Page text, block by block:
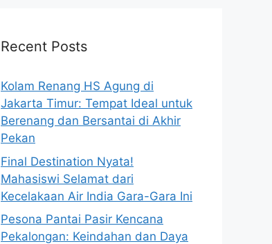
Recent Posts
Kolam Renang HS Agung di
Jakarta Timur: Tempat Ideal untuk
Berenang dan Bersantai di Akhir
Pekan
Final Destination Nyata!
Mahasiswi Selamat dari
Kecelakaan Air India Gara-Gara Ini
Pesona Pantai Pasir Kencana
Pekalongan: Keindahan dan Daya